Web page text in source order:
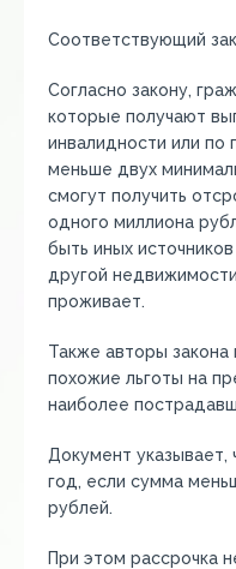
Соответствующий
Согласно закону,
которые получают
инвалидности или по
меньше двух
смогут получить
одного миллиона
быть иных
другой
проживает.
Также авторы закона
похожие льготы на
наиболее
Документ указывает,
год, если сумма
рублей.
При этом рассрочка